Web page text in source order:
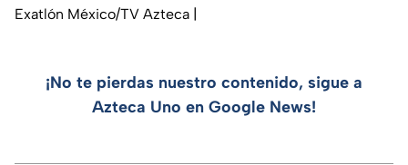
Exatlón México/TV Azteca |
¡No te pierdas nuestro contenido, sigue a
Azteca Uno en Google News!